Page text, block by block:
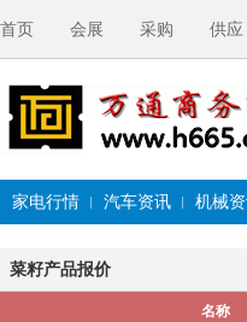
首页 会展 采购 供应
家电行情 汽车资讯 机械
菜籽产品报价
名称